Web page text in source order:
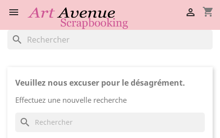
 shopping_cart

search
Veuillez nous excuser pour le désagrément.
Effectuez une nouvelle recherche
search